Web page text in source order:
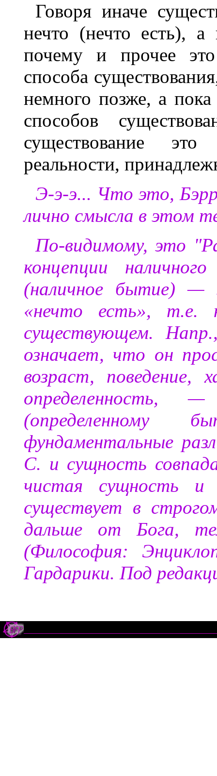
Говоря иначе
нечто (нечто есть), а
почему и прочее
способа
немного позже, а
способов
существование
реальности,
Э-э-э... Что это,
лично смысла в этом
По-видимому, это
концепции
(наличное бытие) —
«нечто есть», т.е.
существующем.
означает, что он
возраст, поведение,
(определенному
фундаментальные
С. и сущность
чистая сущность
существует в
дальше от Бога,
(Философия:
Гардарики. Под